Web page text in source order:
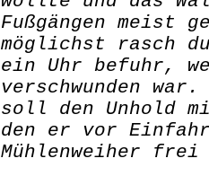
Fußgängen meist
möglichst rasch
ein Uhr befuhr,
verschwunden
soll den Unhold
den er vor
Mühlenweiher